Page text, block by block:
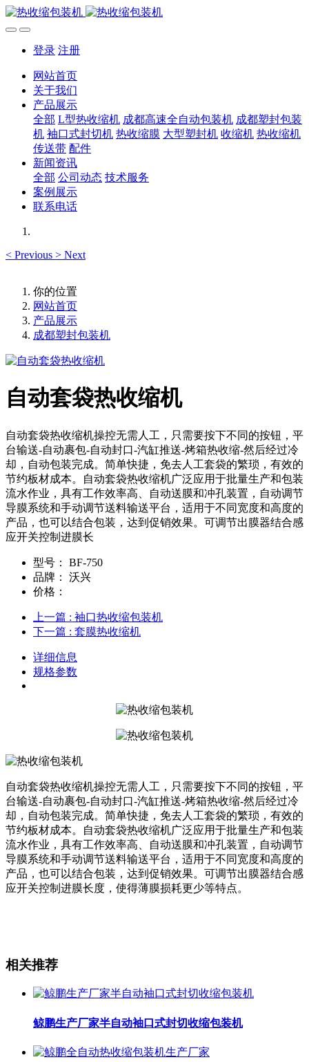
登录 注册
网站首页
关于我们
产品展示
全部 L型热收缩机 成都高速全自动包装机 成都塑封包装
机 袖口式封切机 热收缩膜 大型塑封机 收缩机 热收缩机
传送带 配件
新闻资讯
全部 公司动态 技术服务
案例展示
联系电话
< Previous > Next
你的位置
网站首页
产品展示
成都塑封包装机
自动套袋热收缩机
自动套袋热收缩机操控无需人工，只需要按下不同的按钮，平
台输送-自动裹包-自动封口-汽缸推送-烤箱热收缩-然后经过冷
却，自动包装完成。简单快捷，免去人工套袋的繁琐，有效的
节约板材成本。自动套袋热收缩机广泛应用于批量生产和包装
流水作业，具有工作效率高、自动送膜和冲孔装置，自动调节
导膜系统和手动调节送料输送平台，适用于不同宽度和高度的
产品，也可以结合包装，达到促销效果。可调节出膜器结合感
应开关控制进膜长
型号：
BF-750
品牌：
沃兴
价格：
上一篇 : 袖口热收缩包装机
下一篇 : 套膜热收缩机
详细信息
规格参数
自动套袋热收缩机操控无需人工，只需要按下不同的按钮，平
台输送-自动裹包-自动封口-汽缸推送-烤箱热收缩-然后经过冷
却，自动包装完成。简单快捷，免去人工套袋的繁琐，有效的
节约板材成本。自动套袋热收缩机广泛应用于批量生产和包装
流水作业，具有工作效率高、自动送膜和冲孔装置，自动调节
导膜系统和手动调节送料输送平台，适用于不同宽度和高度的
产品，也可以结合包装，达到促销效果。可调节出膜器结合感
应开关控制进膜长度，使得薄膜损耗更少等特点。
相关推荐
鲸鹏生产厂家半自动袖口式封切收缩包装机